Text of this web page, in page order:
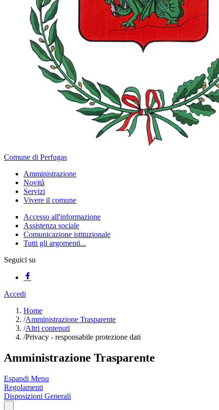
Comune di Perfugas
Amministrazione
Novità
Servizi
Vivere il comune
Accesso all'informazione
Assistenza sociale
Comunicazione istituzionale
Tutti gli argomenti...
Seguici su
Accedi
Home
/Amministrazione Trasparente
/Altri contenuti
/Privacy - responsabile protezione dati
Amministrazione Trasparente
Espandi Menu
Regolamenti
Disposizioni Generali